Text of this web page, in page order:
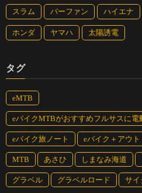
サイクルベースあさひ（エナシス）
スラム バーファン ハイエナ
ホンダ ヤマハ 太陽誘電
タグ
eMTB
eバイクMTBがおすすめフルサスに
eバイク旅ノート eバイク＋アウ
MTB あさひ しまなみ海道
グラベル グラベルロード サイ